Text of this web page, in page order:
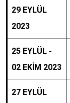
29 EYLÜL
2023
25 EYLÜL -
02 EKİM 2023
27 EYLÜL